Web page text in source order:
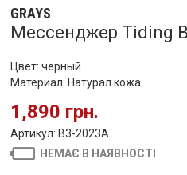
GRAYS
Мессенджер Tiding
Цвет: черный
Материал: Натурал кожа
1,890 грн.
Артикул: B3-2023A
НЕМАЄ В НАЯВНОСТІ